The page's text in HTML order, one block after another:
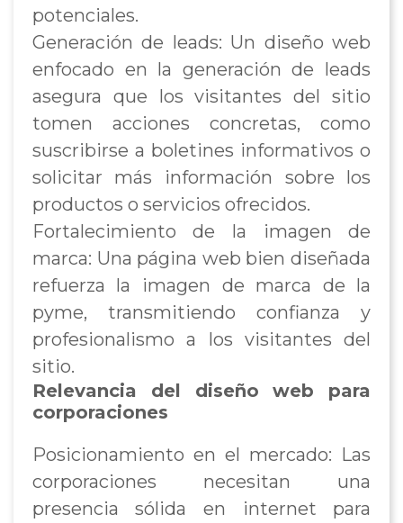
potenciales.
Generación de leads: Un diseño web
enfocado en la generación de leads
asegura que los visitantes del sitio
tomen acciones concretas, como
suscribirse a boletines informativos o
solicitar más información sobre los
productos o servicios ofrecidos.
Fortalecimiento de la imagen de
marca: Una página web bien diseñada
refuerza la imagen de marca de la
pyme, transmitiendo confianza y
profesionalismo a los visitantes del
sitio.
Relevancia del diseño web para
corporaciones
Posicionamiento en el mercado: Las
corporaciones necesitan una
presencia sólida en internet para